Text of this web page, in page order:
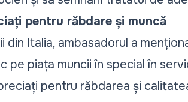
pentru răbdare și muncă
din Italia, ambasadorul a
pe piața muncii în special în
pentru răbdarea și